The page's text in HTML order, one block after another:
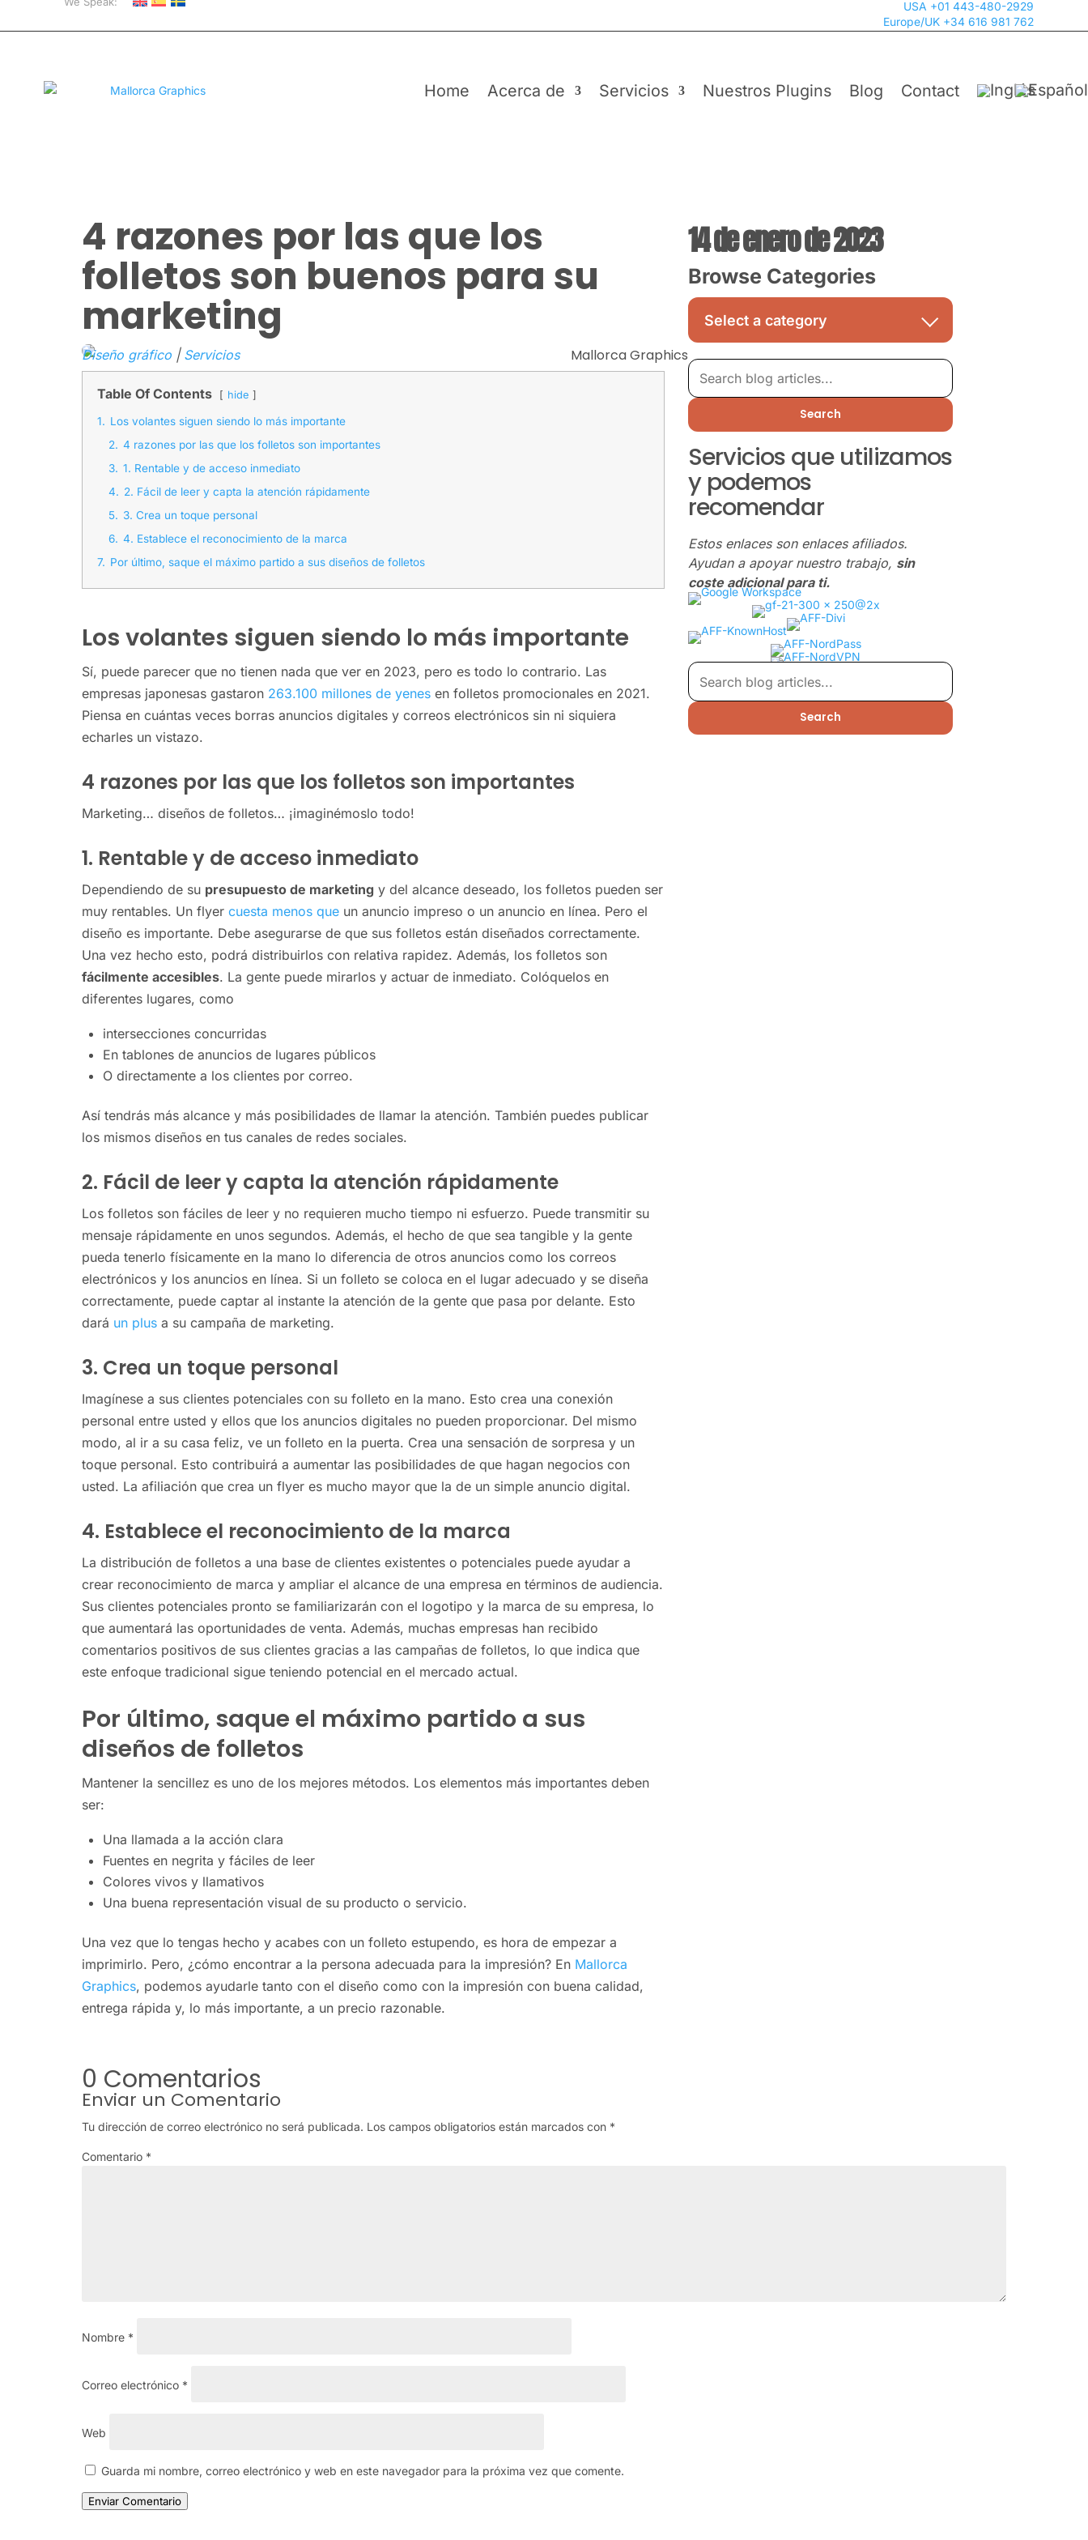
USA +01 443-480-2929
Europe/UK +34 616 981 762
Home Acerca de Servicios Nuestros Plugins Blog Contact
4 razones por las que los
folletos son buenos para su
marketing
Diseño gráfico | Servicios Mallorca Graphics
Table Of Contents hide
1. Los volantes siguen siendo lo más importante
2. 4 razones por las que los folletos son importantes
3. 1. Rentable y de acceso inmediato
4. 2. Fácil de leer y capta la atención rápidamente
5. 3. Crea un toque personal
6. 4. Establece el reconocimiento de la marca
7. Por último, saque el máximo partido a sus diseños de folletos
Los volantes siguen siendo lo más importante
Sí, puede parecer que no tienen nada que ver en 2023, pero es todo lo contrario. Las
empresas japonesas gastaron 263.100 millones de yenes en folletos promocionales en 2021.
Piensa en cuántas veces borras anuncios digitales y correos electrónicos sin ni siquiera
echarles un vistazo.
4 razones por las que los folletos son importantes
Marketing… diseños de folletos… ¡imaginémoslo todo!
1. Rentable y de acceso inmediato
Dependiendo de su presupuesto de marketing y del alcance deseado, los folletos pueden ser
muy rentables. Un flyercuesta menos que un anuncio impreso o un anuncio en línea. Pero el
diseño es importante. Debe asegurarse de que sus folletos están diseñados correctamente.
Una vez hecho esto, podrá distribuirlos con relativa rapidez. Además, los folletos son
fácilmente accesibles. La gente puede mirarlos y actuar de inmediato. Colóquelos en
diferentes lugares, como
intersecciones concurridas
En tablones de anuncios de lugares públicos
O directamente a los clientes por correo.
Así tendrás más alcance y más posibilidades de llamar la atención. También puedes publicar
los mismos diseños en tus canales de redes sociales.
2. Fácil de leer y capta la atención rápidamente
Los folletos son fáciles de leer y no requieren mucho tiempo ni esfuerzo. Puede transmitir su
mensaje rápidamente en unos segundos. Además, el hecho de que sea tangible y la gente
pueda tenerlo físicamente en la mano lo diferencia de otros anuncios como los correos
electrónicos y los anuncios en línea. Si un folleto se coloca en el lugar adecuado y se diseña
correctamente, puede captar al instante la atención de la gente que pasa por delante. Esto
dará un plus a su campaña de marketing.
3. Crea un toque personal
Imagínese a sus clientes potenciales con su folleto en la mano. Esto crea una conexión
personal entre usted y ellos que los anuncios digitales no pueden proporcionar. Del mismo
modo, al ir a su casa feliz, ve un folleto en la puerta. Crea una sensación de sorpresa y un
toque personal. Esto contribuirá a aumentar las posibilidades de que hagan negocios con
usted. La afiliación que crea un flyer es mucho mayor que la de un simple anuncio digital.
4. Establece el reconocimiento de la marca
La distribución de folletos a una base de clientes existentes o potenciales puede ayudar a
crear reconocimiento de marca y ampliar el alcance de una empresa en términos de audiencia.
Sus clientes potenciales pronto se familiarizarán con el logotipo y la marca de su empresa, lo
que aumentará las oportunidades de venta. Además, muchas empresas han recibido
comentarios positivos de sus clientes gracias a las campañas de folletos, lo que indica que
este enfoque tradicional sigue teniendo potencial en el mercado actual.
Por último, saque el máximo partido a sus
diseños de folletos
Mantener la sencillez es uno de los mejores métodos. Los elementos más importantes deben
ser:
Una llamada a la acción clara
Fuentes en negrita y fáciles de leer
Colores vivos y llamativos
Una buena representación visual de su producto o servicio.
Una vez que lo tengas hecho y acabes con un folleto estupendo, es hora de empezar a
imprimirlo. Pero, ¿cómo encontrar a la persona adecuada para la impresión? En Mallorca
Graphics, podemos ayudarle tanto con el diseño como con la impresión con buena calidad,
entrega rápida y, lo más importante, a un precio razonable.
14 de enero de 2023
Browse Categories
Search
Servicios que utilizamos
y podemos
recomendar
Estos enlaces son enlaces afiliados.
Ayudan a apoyar nuestro trabajo, sin
coste adicional para ti.
Search
0 Comentarios
Enviar un Comentario
Tu dirección de correo electrónico no será publicada. Los campos obligatorios están marcados con *
Comentario *
Nombre *
Correo electrónico *
Web
Guarda mi nombre, correo electrónico y web en este navegador para la próxima vez que comente.
Enviar Comentario